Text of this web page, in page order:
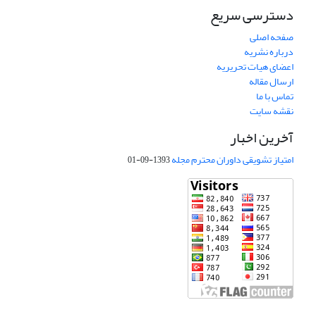
دسترسی سریع
صفحه اصلی
درباره نشریه
اعضای هیات تحریریه
ارسال مقاله
تماس با ما
نقشه سایت
آخرین اخبار
امتیاز تشویقی داوران محترم مجله1393-09-01